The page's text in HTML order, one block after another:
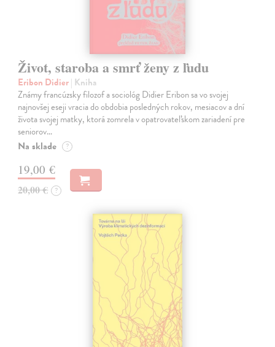
Život, staroba a smrť ženy z ľudu
Eribon Didier| Kniha
Známy francúzsky filozof a sociológ Didier Eribon sa vo svojej
najnovšej eseji vracia do obdobia posledných rokov, mesiacov a dní
života svojej matky, ktorá zomrela v opatrovateľskom zariadení pre
seniorov…
Na sklade ?
19,00 €
20,00 € ?